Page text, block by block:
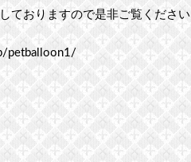
ておりますので是非ご覧ください
petballoon1/